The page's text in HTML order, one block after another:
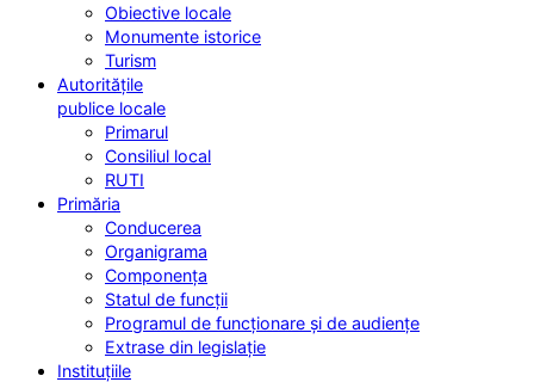
Obiective locale
Monumente istorice
Turism
Autoritățile
publice locale
Primarul
Consiliul local
RUTI
Primăria
Conducerea
Organigrama
Componența
Statul de funcții
Programul de funcționare și de audiențe
Extrase din legislație
Instituțiile